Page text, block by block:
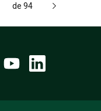
de 94